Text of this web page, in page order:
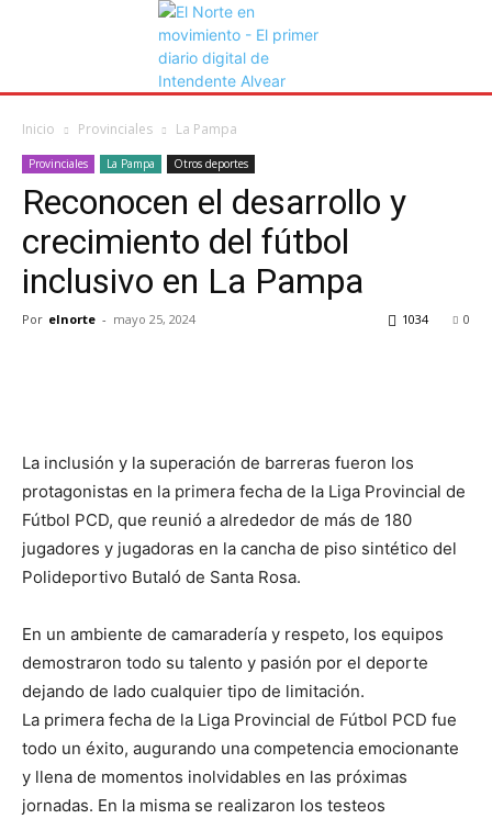
Inicio Provinciales La Pampa
Provinciales La Pampa Otros deportes
Reconocen el desarrollo y
crecimiento del fútbol
inclusivo en La Pampa
Por elnorte - mayo 25, 2024 0
1034
La inclusión y la superación de barreras fueron los
protagonistas en la primera fecha de la Liga Provincial de
Fútbol PCD, que reunió a alrededor de más de 180
jugadores y jugadoras en la cancha de piso sintético del
Polideportivo Butaló de Santa Rosa.
En un ambiente de camaradería y respeto, los equipos
demostraron todo su talento y pasión por el deporte
dejando de lado cualquier tipo de limitación.
La primera fecha de la Liga Provincial de Fútbol PCD fue
todo un éxito, augurando una competencia emocionante
y llena de momentos inolvidables en las próximas
jornadas. En la misma se realizaron los testeos